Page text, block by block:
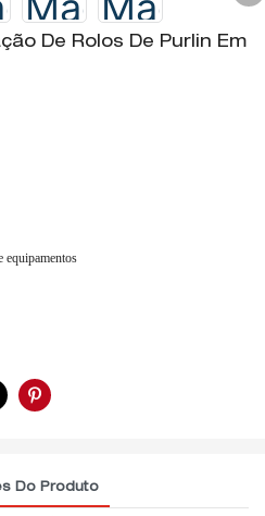
De Rolos De Purlin Em
equipamentos
Do Produto